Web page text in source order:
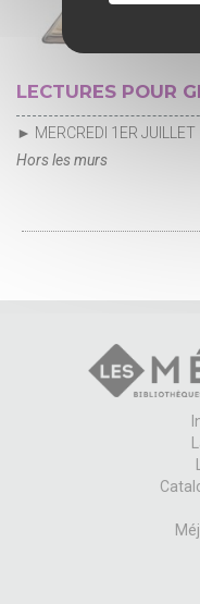
LECTURES POUR
► MERCREDI 1ER JUILLET
Hors les murs